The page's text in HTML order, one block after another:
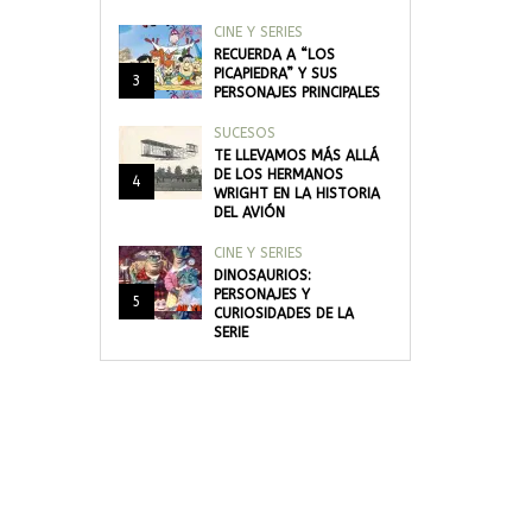
3
CINE Y SERIES
RECUERDA A “LOS
PICAPIEDRA” Y SUS
PERSONAJES PRINCIPALES
4
SUCESOS
TE LLEVAMOS MÁS ALLÁ
DE LOS HERMANOS
WRIGHT EN LA HISTORIA
DEL AVIÓN
5
CINE Y SERIES
DINOSAURIOS:
PERSONAJES Y
CURIOSIDADES DE LA
SERIE